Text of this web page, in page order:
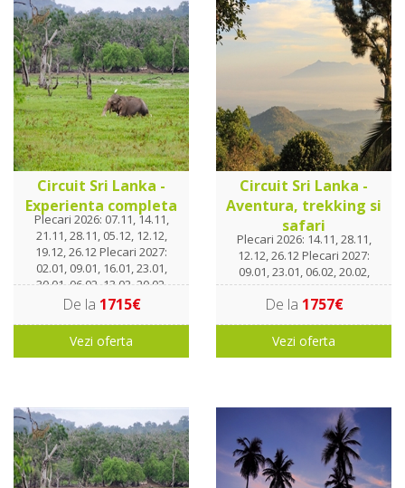
Circuit Sri Lanka -
Experienta completa
Plecari 2026: 07.11, 14.11,
21.11, 28.11, 05.12, 12.12,
19.12, 26.12 Plecari 2027:
02.01, 09.01, 16.01, 23.01,
30.01. 06.02, 13.02, 20.02,
27.02, 06.03, 13.03, 20.03
De la 1715€
Vezi oferta
Circuit Sri Lanka -
Aventura, trekking si
safari
Plecari 2026: 14.11, 28.11,
12.12, 26.12 Plecari 2027:
09.01, 23.01, 06.02, 20.02,
06.03, 20.03
De la 1757€
Vezi oferta